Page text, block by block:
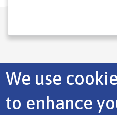
Footer
EBRD MAIN SITE
COOKIES
We use
to enhance